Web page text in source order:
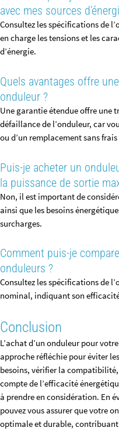
avec mes sources
Consultez les spécifications de
en charge les tensions et les
d’énergie.
Quels avantages offre
onduleur ?
Une garantie étendue offre une
défaillance de l’onduleur, car
ou d’un remplacement sans
Puis-je acheter un
la puissance de sortie
Non, il est important de
ainsi que les besoins
surcharges.
Comment puis-je
onduleurs ?
Consultez les spécifications de
nominal, indiquant son
Conclusion
L’achat d’un onduleur pour
approche réfléchie pour éviter
besoins, vérifier la
compte de l’efficacité
à prendre en considération. En
pouvez vous assurer que votre
optimale et durable,